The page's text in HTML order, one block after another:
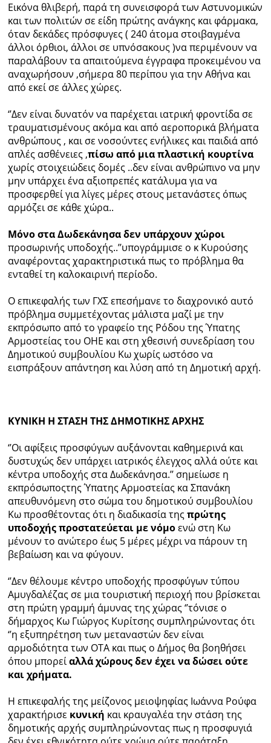
Εικόνα θλιβερή, παρά τη συνεισφορά των Αστυνομικών
και των πολιτών σε είδη πρώτης ανάγκης και φάρμακα,
όταν δεκάδες πρόσφυγες ( 240 άτομα στοιβαγμένα
άλλοι όρθιοι, άλλοι σε υπνόσακους )να περιμένουν να
παραλάβουν τα απαιτούμενα έγγραφα προκειμένου να
αναχωρήσουν ,σήμερα 80 περίπου για την Αθήνα και
από εκεί σε άλλες χώρες.
‘’Δεν είναι δυνατόν να παρέχεται ιατρική φροντίδα σε
τραυματισμένους ακόμα και από αεροπορικά βλήματα
ανθρώπους , και σε νοσούντες ενήλικες και παιδιά από
απλές ασθένειες ,πίσω από μια πλαστική κουρτίνα
χωρίς στοιχειώδεις δομές ..δεν είναι ανθρώπινο να μην
μην υπάρχει ένα αξιοπρεπές κατάλυμα για να
προσφερθεί για λίγες μέρες στους μετανάστες όπως
αρμόζει σε κάθε χώρα..
Μόνο στα Δωδεκάνησα δεν υπάρχουν χώροι
προσωρινής υποδοχής..’’υπογράμμισε ο κ Κυρούσης
αναφέροντας χαρακτηριστικά πως το πρόβλημα θα
ενταθεί τη καλοκαιρινή περίοδο.
Ο επικεφαλής των ΓΧΣ επεσήμανε το διαχρονικό αυτό
πρόβλημα συμμετέχοντας μάλιστα μαζί με την
εκπρόσωπο από το γραφείο της Ρόδου της Ύπατης
Αρμοστείας του ΟΗΕ και στη χθεσινή συνεδρίαση του
Δημοτικού συμβουλίου Κω χωρίς ωστόσο να
εισπράξουν απάντηση και λύση από τη Δημοτική αρχή.
ΚΥΝΙΚΗ Η ΣΤΑΣΗ ΤΗΣ ΔΗΜΟΤΙΚΗΣ ΑΡΧΗΣ
‘’Οι αφίξεις προσφύγων αυξάνονται καθημερινά και
δυστυχώς δεν υπάρχει ιατρικός έλεγχος αλλά ούτε και
κέντρα υποδοχής στα Δωδεκάνησα.’’ σημείωσε η
εκπρόσωποςτης Ύπατης Αρμοστείας κα Σπανάκη
απευθυνόμενη στο σώμα του δημοτικού συμβουλίου
Κω προσθέτοντας ότι η διαδικασία τηςπρώτης
υποδοχής προστατεύεται με νόμοενώ στη Κω
μένουν το ανώτερο έως 5 μέρες μέχρι να πάρουν τη
βεβαίωση και να φύγουν.
‘’Δεν θέλουμε κέντρο υποδοχής προσφύγων τύπου
Αμυγδαλέζας σε μια τουριστική περιοχή που βρίσκεται
στη πρώτη γραμμή άμυνας της χώρας ‘’τόνισε ο
δήμαρχος Κω Γιώργος Κυρίτσης συμπληρώνοντας ότι
‘’η εξυπηρέτηση των μεταναστών δεν είναι
αρμοδιότητα των ΟΤΑ και πως ο Δήμος θα βοηθήσει
όπου μπορείαλλά χώρους δεν έχει να δώσει ούτε
και χρήματα.
Η επικεφαλής της μείζονος μειοψηφίας Ιωάννα Ρούφα
χαρακτήρισε κυνική και κραυγαλέα την στάση της
δημοτικής αρχής συμπληρώνοντας πως η προσφυγιά